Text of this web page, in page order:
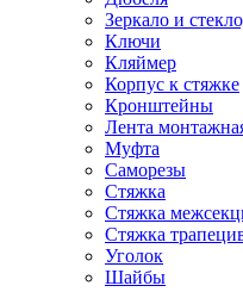
Зеркало и
Ключи
Кляймер
Корпус к стяжке
Кронштейны
Лента
Муфта
Саморезы
Стяжка
Стяжка
Стяжка
Уголок
Шайбы